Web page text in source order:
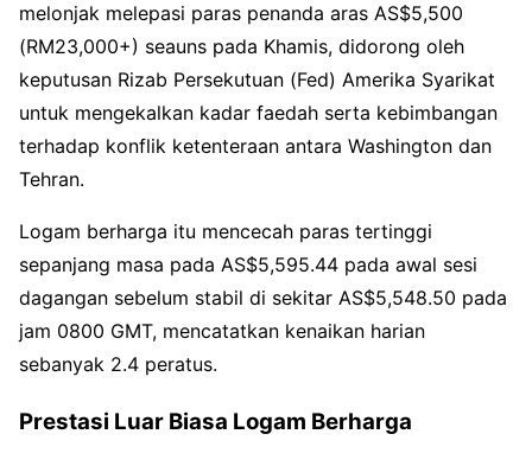
melonjak melepasi paras penanda aras AS$5,500
(RM23,000+) seauns pada Khamis, didorong oleh
keputusan Rizab Persekutuan (Fed) Amerika Syarikat
untuk mengekalkan kadar faedah serta kebimbangan
terhadap konflik ketenteraan antara Washington dan
Tehran.
Logam berharga itu mencecah paras tertinggi
sepanjang masa pada AS$5,595.44 pada awal sesi
dagangan sebelum stabil di sekitar AS$5,548.50 pada
jam 0800 GMT, mencatatkan kenaikan harian
sebanyak 2.4 peratus.
Prestasi Luar Biasa Logam Berharga